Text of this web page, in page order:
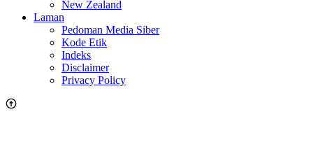
New Zealand
Laman
Pedoman Media Siber
Kode Etik
Indeks
Disclaimer
Privacy Policy